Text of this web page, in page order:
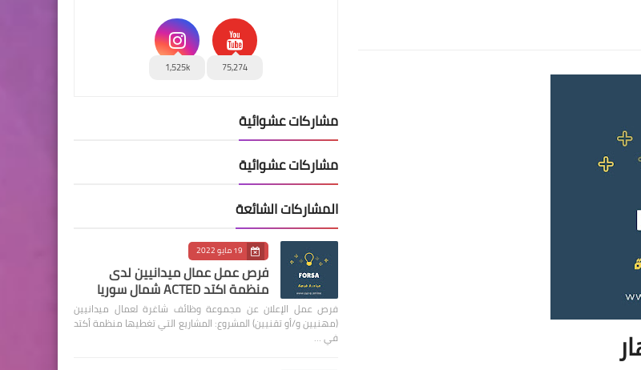
75,274
1,525k
مشاركات عشوائية
مشاركات عشوائية
المشاركات الشائعة
19 مايو 2022
فرص عمل عمال ميدانيين لدى
منظمة اكتد ACTED شمال سوريا
فرص عمل الإعلان عن مجموعة وظائف شاغرة لعمال ميدانيين
(مهنيين و/أو تقنيين) المشروع: المشاريع التي تغطيها منظمة أكتد
في …